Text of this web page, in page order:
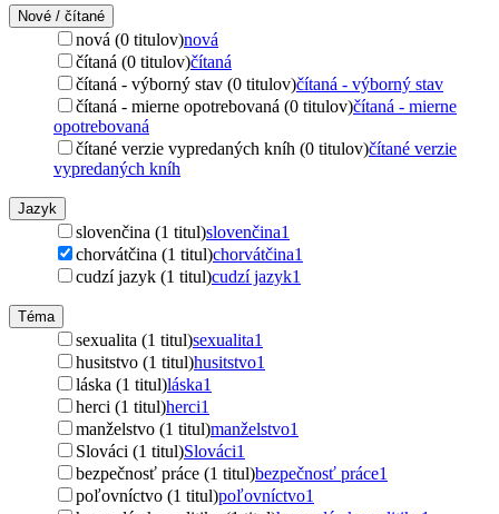
Nové / čítané
nová (0 titulov)nová
čítaná (0 titulov)čítaná
čítaná - výborný stav (0 titulov)čítaná - výborný stav
čítaná - mierne opotrebovaná (0 titulov)čítaná - mierne
opotrebovaná
čítané verzie vypredaných kníh (0 titulov)čítané verzie
vypredaných kníh
Jazyk
slovenčina (1 titul)slovenčina1
chorvátčina (1 titul)chorvátčina1
cudzí jazyk (1 titul)cudzí jazyk1
Téma
sexualita (1 titul)sexualita1
husitstvo (1 titul)husitstvo1
láska (1 titul)láska1
herci (1 titul)herci1
manželstvo (1 titul)manželstvo1
Slováci (1 titul)Slováci1
bezpečnosť práce (1 titul)bezpečnosť práce1
poľovníctvo (1 titul)poľovníctvo1